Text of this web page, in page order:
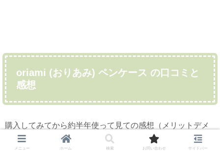
oriami (おりあみ) ペンケース の口コミと
感想
購入してみてから約半年使って見ての感想（メリットデメ
リット）について紹介していきます。
メニュー ホーム 検索 お問い合わせ サイドバー